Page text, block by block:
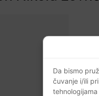
Da bismo
čuvanje i/ili